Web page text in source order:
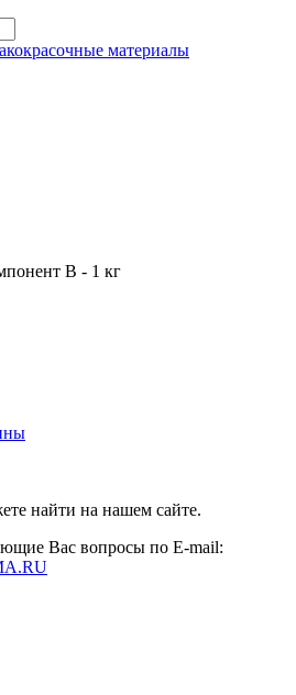
материалы
В - 1 кг
найти на нашем сайте.
Вас вопросы по E-mail: